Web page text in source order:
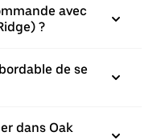
avec
?
de se
dans Oak